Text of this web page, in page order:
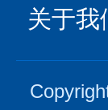
关于我